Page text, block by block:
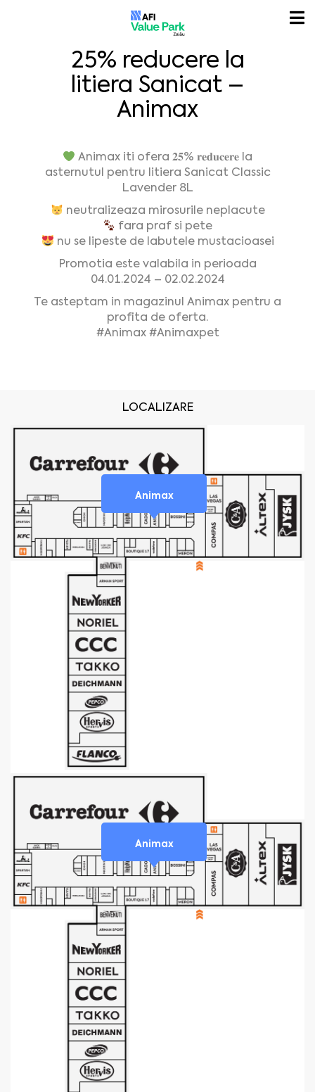
25% reducere la
litiera Sanicat –
Animax
Animax iti ofera 𝟐𝟓% 𝐫𝐞𝐝𝐮𝐜𝐞𝐫𝐞 la
asternutul pentru litiera Sanicat Classic
Lavender 8L
neutralizeaza mirosurile neplacute
fara praf si pete
nu se lipeste de labutele mustacioasei
Promotia este valabila in perioada
04.01.2024 – 02.02.2024
Te asteptam in magazinul Animax pentru a
profita de oferta.
#Animax #Animaxpet
LOCALIZARE
Animax
Animax